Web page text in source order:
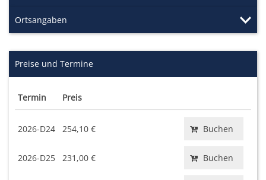
Ortsangaben
Preise und Termine
Termin Preis
2026-D24 254,10 € Buchen
2026-D25 231,00 € Buchen